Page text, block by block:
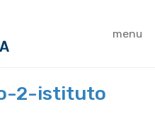
menu
2-istituto